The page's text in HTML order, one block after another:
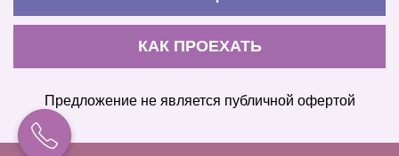
КАК ПРОЕХАТЬ
Предложение не является публичной офертой